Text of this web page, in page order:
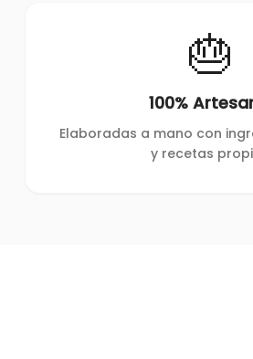
🎂
100%
Elaboradas a mano con
y recetas